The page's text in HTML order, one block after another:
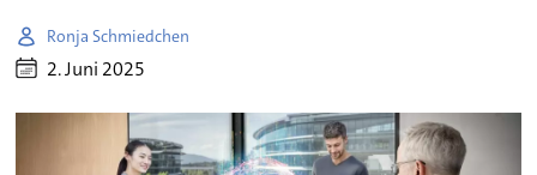
Ronja Schmiedchen
2. Juni 2025